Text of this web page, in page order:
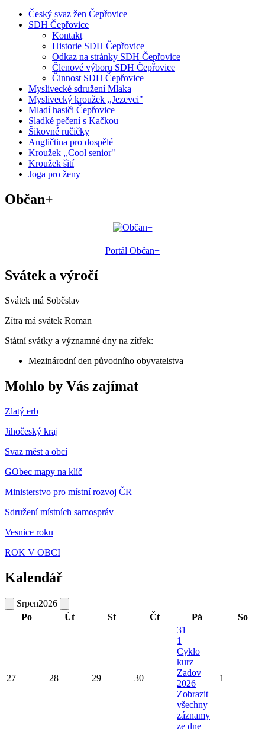
Český svaz žen Čepřovice
SDH Čepřovice
Kontakt
Historie SDH Čepřovice
Odkaz na stránky SDH Čepřovice
Členové výboru SDH Čepřovice
Činnost SDH Čepřovice
Myslivecké sdružení Mlaka
Myslivecký kroužek ,,Jezevci"
Mladí hasiči Čepřovice
Sladké pečení s Kačkou
Šikovné ručičky
Angličtina pro dospělé
Kroužek ,,Cool senior"
Kroužek šití
Joga pro ženy
Občan+
Portál Občan+
Svátek a výročí
Svátek má Soběslav
Zítra má svátek Roman
Státní svátky a významné dny na zítřek:
Mezinárodní den původního obyvatelstva
Mohlo by Vás zajímat
Zlatý erb
Jihočeský kraj
Svaz měst a obcí
GObec mapy na klíč
Ministerstvo pro místní rozvoj ČR
Sdružení místních samospráv
Vesnice roku
ROK V OBCI
Kalendář
Srpen2026
Po
Út St Čt Pá So
27 28 29 30
31
1
Cyklo
kurz
Zadov
2026
Zobrazit
všechny
záznamy
ze dne
1